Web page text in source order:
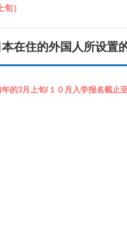
）
在住的外国人所设置
年的3月上旬/１０月入学报名截止